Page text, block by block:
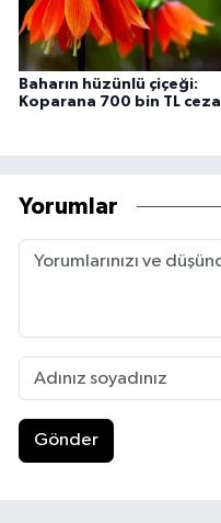
Baharın hüzünlü çiçeği:
Koparana 700 bin TL ceza
Yorumlar
Gönder